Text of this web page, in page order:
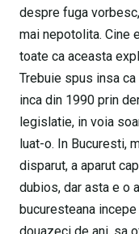
despre fuga
mai nepotolita. Cine
toate ca aceasta
Trebuie spus insa
inca din 1990 prin
legislatie, in voia
luat-o. In Bucuresti,
disparut, a aparut
dubios, dar asta e o
bucuresteana